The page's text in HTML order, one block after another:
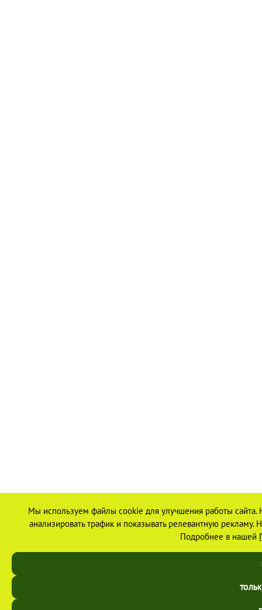
Мы используем файлы cookie для улучшения работы
анализировать трафик и показывать релевантную
Подробнее в нашей